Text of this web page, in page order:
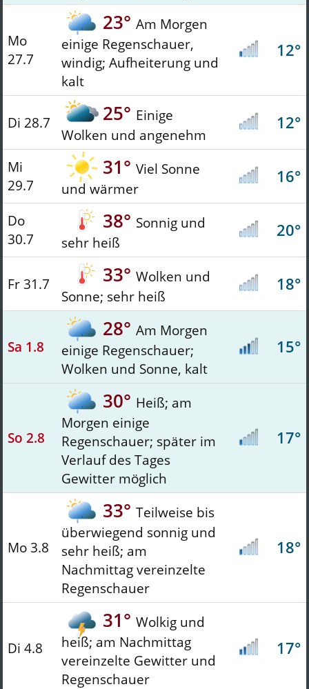
Mo
27.7
23° Am Morgen
einige Regenschauer,
windig; Aufheiterung und
kalt
12°
Di 28.7 25° Einige
Wolken und angenehm
12°
Mi
29.7
31° Viel Sonne
und wärmer
16°
Do
30.7
38° Sonnig und
sehr heiß
20°
Fr 31.7 33° Wolken und
Sonne; sehr heiß
18°
Sa 1.8
28° Am Morgen
einige Regenschauer;
Wolken und Sonne, kalt
15°
So 2.8
30° Heiß; am
Morgen einige
Regenschauer; später im
Verlauf des Tages
Gewitter möglich
17°
Mo 3.8
33° Teilweise bis
überwiegend sonnig und
sehr heiß; am
Nachmittag vereinzelte
Regenschauer
18°
Di 4.8
31° Wolkig und
heiß; am Nachmittag
vereinzelte Gewitter und
Regenschauer
17°